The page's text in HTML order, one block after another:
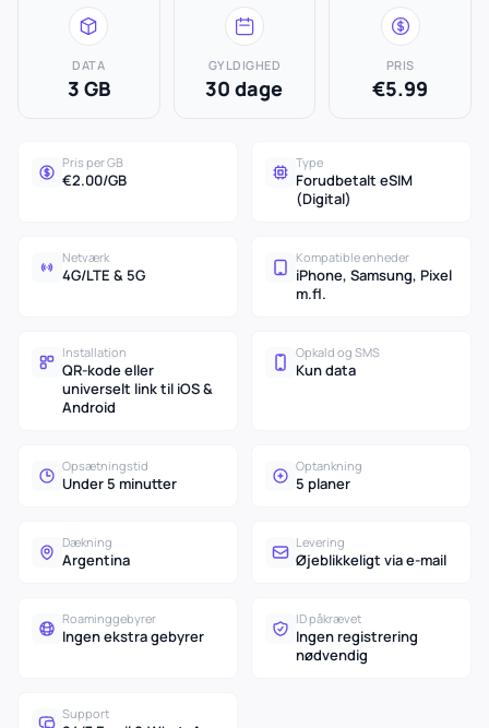
DATA
3 GB
GYLDIGHED
30 dage
PRIS
€5.99
Pris per GB
€2.00/GB
Type
Forudbetalt eSIM
(Digital)
Netværk
4G/LTE & 5G
Kompatible enheder
iPhone, Samsung, Pixel
m.fl.
Installation
QR-kode eller
universelt link til iOS &
Android
Opkald og SMS
Kun data
Opsætningstid
Under 5 minutter
Optankning
5 planer
Dækning
Argentina
Levering
Øjeblikkeligt via e-mail
Roaminggebyrer
Ingen ekstra gebyrer
ID påkrævet
Ingen registrering
nødvendig
Support